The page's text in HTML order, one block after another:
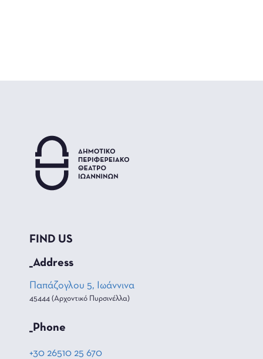
FIND US
_Address
Παπάζογλου 5, Ιωάννινα
45444 (Αρχοντικό Πυρσινέλλα)
_Phone
+30 26510 25 670